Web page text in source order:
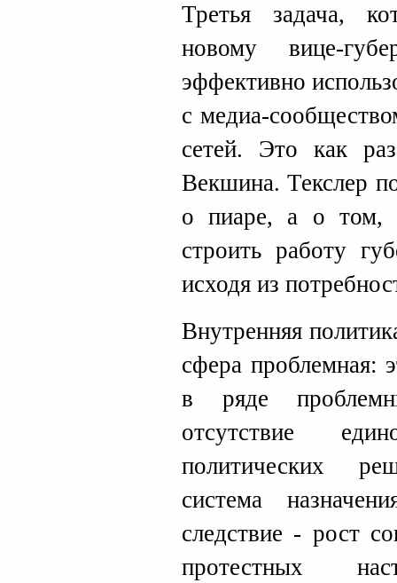
Третья задача,
новому вице-
эффективно
с медиа-
сетей. Это как
Векшина. Текслер
о пиаре, а о том,
строить работу
исходя из
Внутренняя
сфера проблемная:
в ряде
отсутствие
политических
система
следствие - рост
протестных